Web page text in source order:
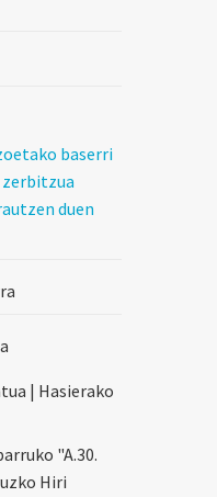
baserri
duen
| Hasierako
"A.30.
Hiri